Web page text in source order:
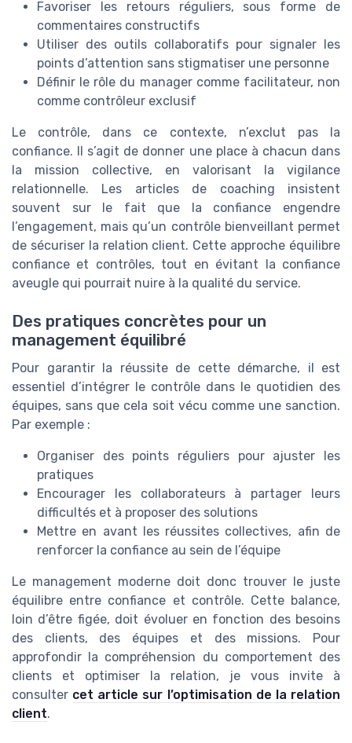
Favoriser les retours réguliers, sous forme de
commentaires constructifs
Utiliser des outils collaboratifs pour signaler les
points d’attention sans stigmatiser une personne
Définir le rôle du manager comme facilitateur, non
comme contrôleur exclusif
Le contrôle, dans ce contexte, n’exclut pas la
confiance. Il s’agit de donner une place à chacun dans
la mission collective, en valorisant la vigilance
relationnelle. Les articles de coaching insistent
souvent sur le fait que la confiance engendre
l’engagement, mais qu’un contrôle bienveillant permet
de sécuriser la relation client. Cette approche équilibre
confiance et contrôles, tout en évitant la confiance
aveugle qui pourrait nuire à la qualité du service.
Des pratiques concrètes pour un
management équilibré
Pour garantir la réussite de cette démarche, il est
essentiel d’intégrer le contrôle dans le quotidien des
équipes, sans que cela soit vécu comme une sanction.
Par exemple :
Organiser des points réguliers pour ajuster les
pratiques
Encourager les collaborateurs à partager leurs
difficultés et à proposer des solutions
Mettre en avant les réussites collectives, afin de
renforcer la confiance au sein de l’équipe
Le management moderne doit donc trouver le juste
équilibre entre confiance et contrôle. Cette balance,
loin d’être figée, doit évoluer en fonction des besoins
des clients, des équipes et des missions. Pour
approfondir la compréhension du comportement des
clients et optimiser la relation, je vous invite à
consulter cet article sur l’optimisation de la relation
client.